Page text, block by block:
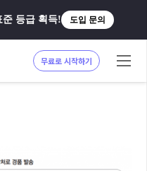
준 등급 획득! 도입 문의
무료로 시작하기